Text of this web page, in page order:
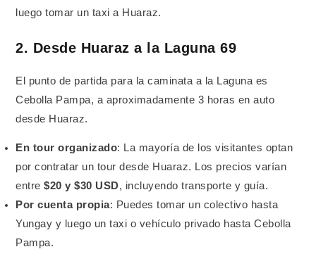
luego tomar un taxi a Huaraz.
2. Desde Huaraz a la Laguna 69
El punto de partida para la caminata a la Laguna es
Cebolla Pampa, a aproximadamente 3 horas en auto
desde Huaraz.
En tour organizado: La mayoría de los visitantes optan
por contratar un tour desde Huaraz. Los precios varían
entre$20 y $30 USD, incluyendo transporte y guía.
Por cuenta propia: Puedes tomar un colectivo hasta
Yungay y luego un taxi o vehículo privado hasta Cebolla
Pampa.